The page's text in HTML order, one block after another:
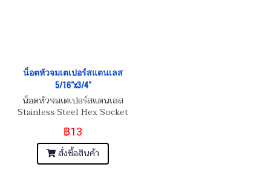
น็อตหัวจมเตเปอร์สแตนเลส
5/16"x3/4"
น็อตหัวจมเตเปอร์สแตนเลส
Stainless Steel Hex Socket
(BSW/NC)
฿13
สั่งซื้อสินค้า